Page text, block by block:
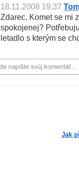
18.11.2008 19:37
Zdarec, Komet se mi
spokojenej?
letadlo s kterým se
Jak